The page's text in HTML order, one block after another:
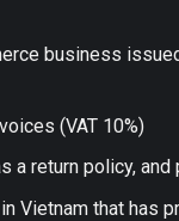
business
(VAT 10%)
a return policy,
Vietnam that has